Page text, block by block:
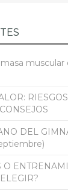
muscular
DEL
O